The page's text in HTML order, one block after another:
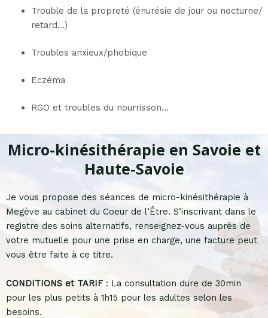
Trouble de la propreté (énurésie de jour ou nocturne/
retard…)
Troubles anxieux/phobique
Eczéma
RGO et troubles du nourrisson…
Micro-kinésithérapie en Savoie et
Haute-Savoie
Je vous propose des séances de micro-kinésithérapie à
Megève au cabinet du Coeur de l’Être. S’inscrivant dans le
registre des soins alternatifs, renseignez-vous auprès de
votre mutuelle pour une prise en charge, une facture peut
vous être faite à ce titre.
CONDITIONS et TARIF: La consultation dure de 30min
pour les plus petits à 1h15 pour les adultes selon les
besoins.